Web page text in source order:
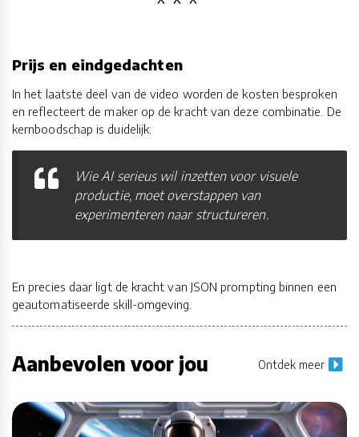
Prijs en eindgedachten
In het laatste deel van de video worden de kosten besproken
en reflecteert de maker op de kracht van deze combinatie. De
kernboodschap is duidelijk:
Wie AI serieus wil inzetten voor visuele
productie, moet overstappen van
experimenteren naar structureren.
En precies daar ligt de kracht van JSON prompting binnen een
geautomatiseerde skill-omgeving.
Aanbevolen voor jou Ontdek meer